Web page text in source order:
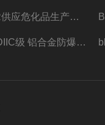
BKFR供应危化品生产车间1.5匹2匹3匹5匹防爆空调
BXMDIIC级 铝合金防爆照明动力配电箱 加工定做